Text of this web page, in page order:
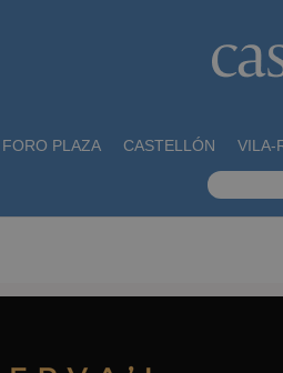
FORO PLAZA CASTELLÓN VILA-